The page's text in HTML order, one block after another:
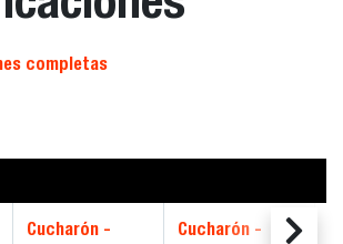
completas
Cucharón -
Cucharón -